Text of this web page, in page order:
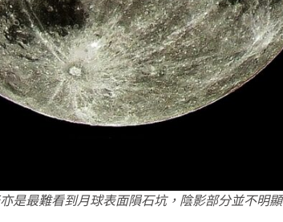
是最難看到月球表面隕石坑，陰影部分並不明顯